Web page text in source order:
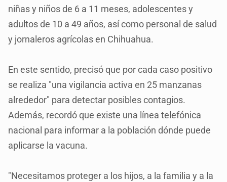
niñas y niños de 6 a 11 meses, adolescentes y
adultos de 10 a 49 años, así como personal de salud
y jornaleros agrícolas en Chihuahua.
En este sentido, precisó que por cada caso positivo
se realiza "una vigilancia activa en 25 manzanas
alrededor" para detectar posibles contagios.
Además, recordó que existe una línea telefónica
nacional para informar a la población dónde puede
aplicarse la vacuna.
"Necesitamos proteger a los hijos, a la familia y a la